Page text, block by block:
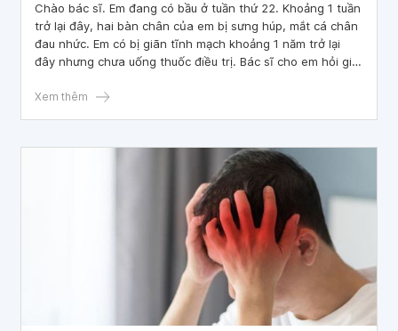
Chào bác sĩ. Em đang có bầu ở tuần thứ 22. Khoảng 1 tuần
trở lại đây, hai bàn chân của em bị sưng húp, mắt cá chân
đau nhức. Em có bị giãn tĩnh mạch khoảng 1 năm trở lại
đây nhưng chưa uống thuốc điều trị. Bác sĩ cho em hỏi giờ
giúp em, em xin cảm ơn.
Xem thêm